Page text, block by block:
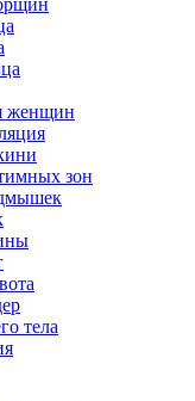
женщин
зон
тела